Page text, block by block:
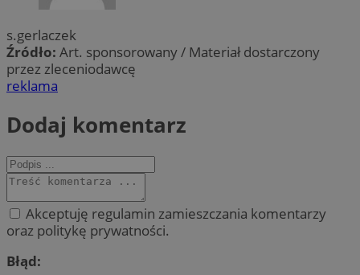
s.gerlaczek
Źródło: Art. sponsorowany / Materiał dostarczony
przez zleceniodawcę
reklama
Dodaj komentarz
Akceptuję regulamin zamieszczania komentarzy
oraz politykę prywatności.
Błąd: